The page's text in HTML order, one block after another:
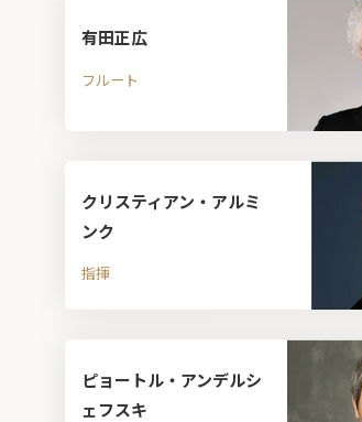
有田正広
フルート
クリスティアン・アルミ
ンク
指揮
ピョートル・アンデルシ
ェフスキ